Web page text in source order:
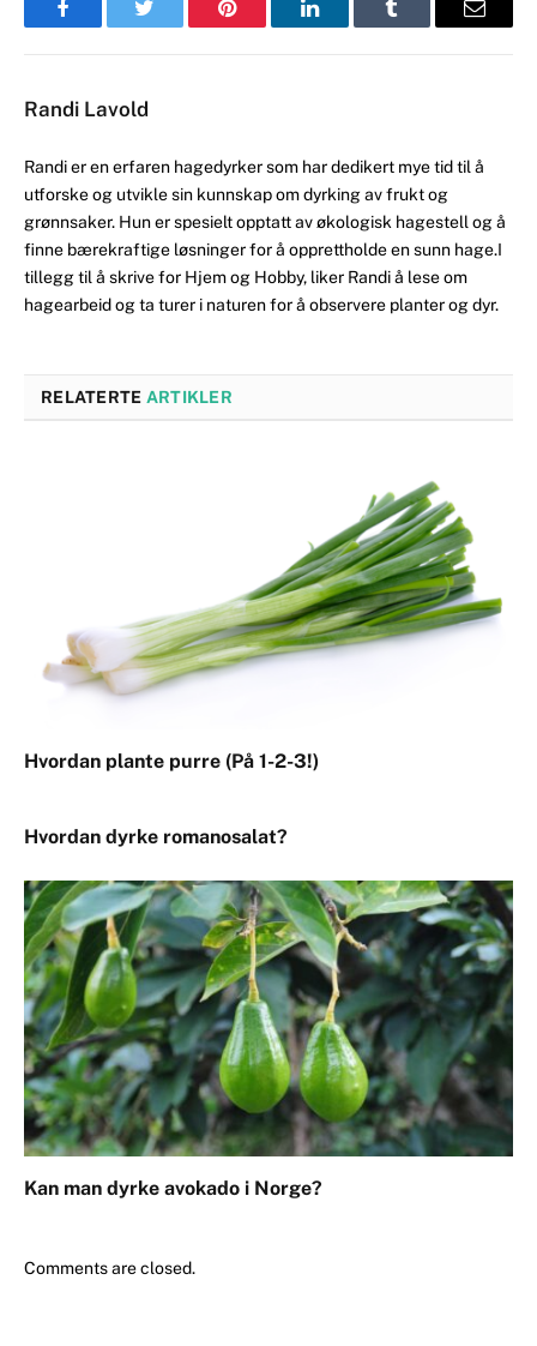
FacebookTwitter Pinterest LinkedInTumblr Email
Randi Lavold
Randi er en erfaren hagedyrker som har dedikert mye tid til å
utforske og utvikle sin kunnskap om dyrking av frukt og
grønnsaker. Hun er spesielt opptatt av økologisk hagestell og å
finne bærekraftige løsninger for å opprettholde en sunn hage.I
tillegg til å skrive for Hjem og Hobby, liker Randi å lese om
hagearbeid og ta turer i naturen for å observere planter og dyr.
RELATERTE ARTIKLER
Hvordan plante purre (På 1-2-3!)
Hvordan dyrke romanosalat?
Kan man dyrke avokado i Norge?
Comments are closed.